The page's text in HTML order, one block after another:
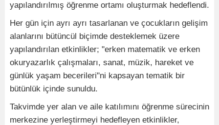
yapılandırılmış öğrenme ortamı oluşturmak hedeflendi.
Her gün için ayrı ayrı tasarlanan ve çocukların gelişim
alanlarını bütüncül biçimde desteklemek üzere
yapılandırılan etkinlikler; "erken matematik ve erken
okuryazarlık çalışmaları, sanat, müzik, hareket ve
günlük yaşam becerileri"ni kapsayan tematik bir
bütünlük içinde sunuldu.
Takvimde yer alan ve aile katılımını öğrenme sürecinin
merkezine yerleştirmeyi hedefleyen etkinlikler,